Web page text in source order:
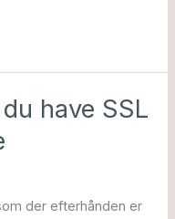
have SSL
der efterhånden er